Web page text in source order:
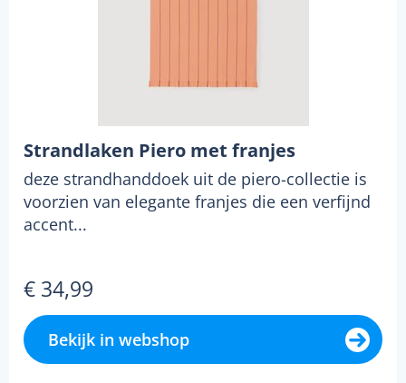
Strandlaken Piero met franjes
deze strandhanddoek uit de piero-collectie is
voorzien van elegante franjes die een verfijnd
accent...
€ 34,99
Bekijk in webshop